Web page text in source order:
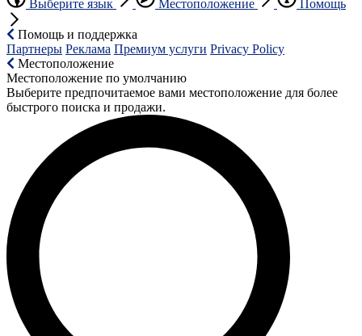
Выберите язык Местоположение Помощь
Помощь и поддержка
Партнеры Реклама Премиум услуги Privacy Policy
Местоположение
Местоположение по умолчанию
Выберите предпочитаемое вами местоположение для более
быстрого поиска и продажи.